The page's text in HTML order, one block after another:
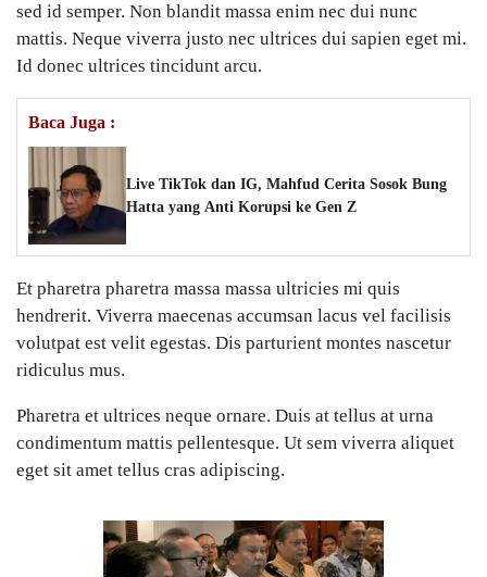
sed id semper. Non blandit massa enim nec dui nunc
mattis. Neque viverra justo nec ultrices dui sapien eget mi.
Id donec ultrices tincidunt arcu.
Baca Juga :
Live TikTok dan IG, Mahfud Cerita Sosok Bung
Hatta yang Anti Korupsi ke Gen Z
Et pharetra pharetra massa massa ultricies mi quis
hendrerit. Viverra maecenas accumsan lacus vel facilisis
volutpat est velit egestas. Dis parturient montes nascetur
ridiculus mus.
Pharetra et ultrices neque ornare. Duis at tellus at urna
condimentum mattis pellentesque. Ut sem viverra aliquet
eget sit amet tellus cras adipiscing.